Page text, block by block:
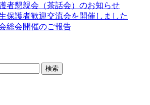
者懇親会（茶話会）のお知らせ
保護者歓迎交流会を開催しました
総会開催のご報告